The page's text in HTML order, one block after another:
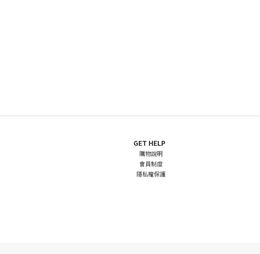
GET HELP
購物說明
會員制度
隱私權保護